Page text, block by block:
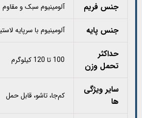
جنس فریم آلومینیوم سبک و مقاوم
جنس پایه آلومینیوم با سرپایه
حداکثر
تحمل وزن
100 تا 120 کیلوگرم
سایر ویژگی
ها
کم‌جا، تاشو، قابل حمل